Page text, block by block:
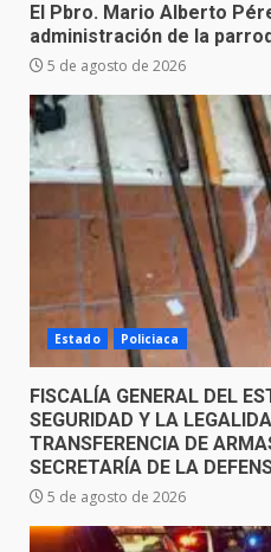
El Pbro. Mario Alberto
administración de la
5 de agosto de 2026
Estado Policiaca
FISCALÍA GENERAL DEL
SEGURIDAD Y LA
TRANSFERENCIA DE
SECRETARÍA DE LA
5 de agosto de 2026